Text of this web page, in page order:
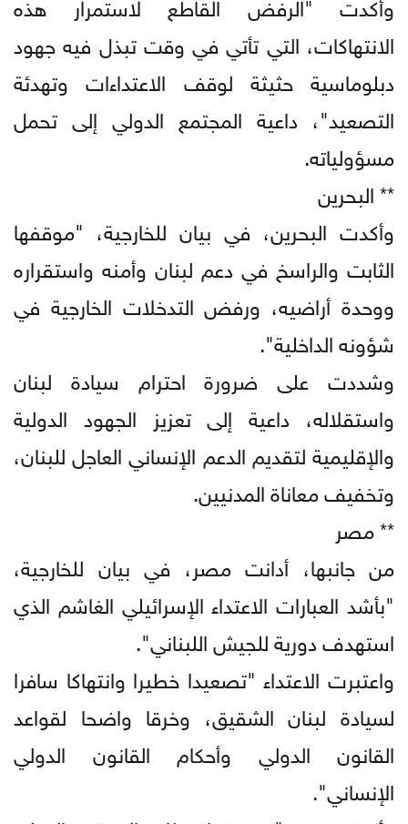
الانتهاكات، التي تأتي في وقت تبذل فيه جهود
دبلوماسية حثيثة لوقف الاعتداءات وتهدئة
التصعيد"، داعية المجتمع الدولي إلى تحمل
مسؤولياته.
** البحرين
وأكدت البحرين، في بيان للخارجية، "موقفها
الثابت والراسخ في دعم لبنان وأمنه واستقراره
ووحدة أراضيه، ورفض التدخلات الخارجية في
شؤونه الداخلية".
وشددت على ضرورة احترام سيادة لبنان
واستقلاله، داعية إلى تعزيز الجهود الدولية
والإقليمية لتقديم الدعم الإنساني العاجل للبنان،
وتخفيف معاناة المدنيين.
** مصر
من جانبها، أدانت مصر، في بيان للخارجية،
"بأشد العبارات الاعتداء الإسرائيلي الغاشم الذي
استهدف دورية للجيش اللبناني".
واعتبرت الاعتداء "تصعيدا خطيرا وانتهاكا سافرا
لسيادة لبنان الشقيق، وخرقا واضحا لقواعد
القانون الدولي وأحكام القانون الدولي
الإنساني".